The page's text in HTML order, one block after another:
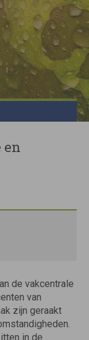
en
de vakcentrale
van
zijn geraakt
in de